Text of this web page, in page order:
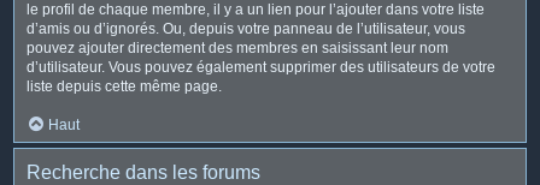
le profil de chaque membre, il y a un lien pour l’ajouter dans votre liste
d’amis ou d’ignorés. Ou, depuis votre panneau de l’utilisateur, vous
pouvez ajouter directement des membres en saisissant leur nom
d’utilisateur. Vous pouvez également supprimer des utilisateurs de votre
liste depuis cette même page.
Haut
Recherche dans les forums